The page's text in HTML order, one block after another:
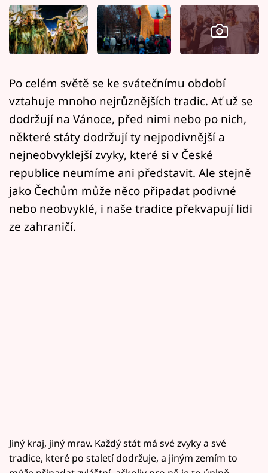
Pořady
Mámy sobě
Sledujte nás
Po celém světě se ke svátečnímu období
vztahuje mnoho nejrůznějších tradic. Ať už se
dodržují na Vánoce, před nimi nebo po nich,
některé státy dodržují ty nejpodivnější a
nejneobvyklejší zvyky, které si v České
republice neumíme ani představit. Ale stejně
jako Čechům může něco připadat podivné
nebo neobvyklé, i naše tradice překvapují lidi
ze zahraničí.
Jiný kraj, jiný mrav. Každý stát má své zvyky a své
tradice, které po staletí dodržuje, a jiným zemím to